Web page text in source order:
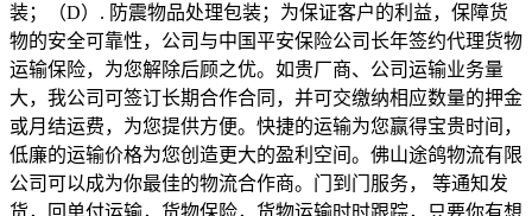
装；（D） . 防震物品处理包装；为保证客户的利益，保障货
物的安全可靠性，公司与中国平安保险公司长年签约代理货物
运输保险，为您解除后顾之优。如贵厂商、公司运输业务量
大，我公司可签订长期合作合同，并可交缴纳相应数量的押金
或月结运费，为您提供方便。快捷的运输为您赢得宝贵时间，
低廉的运输价格为您创造更大的盈利空间。佛山途鸽物流有限
公司可以成为你最佳的物流合作商。门到门服务， 等通知发
货，回单付运输，货物保险，货物运输时时跟踪，只要你有想